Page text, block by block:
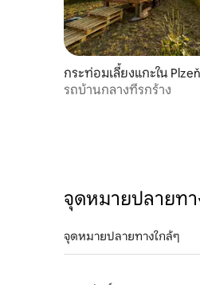
กระท่อมเลี้ยงแกะใน
er
รถบ้านกลางที่รกร้าง
จุดหมายปลายทา
จุดหมายปลายทางใกล้ๆ